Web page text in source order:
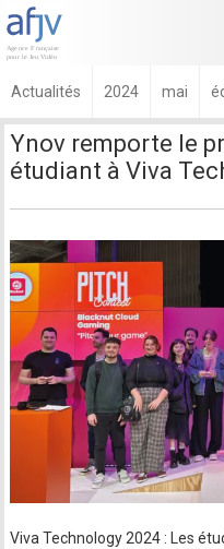
Actualités 2024 mai
Ynov remporte le
étudiant à Viva
Viva Technology 2024 : Les